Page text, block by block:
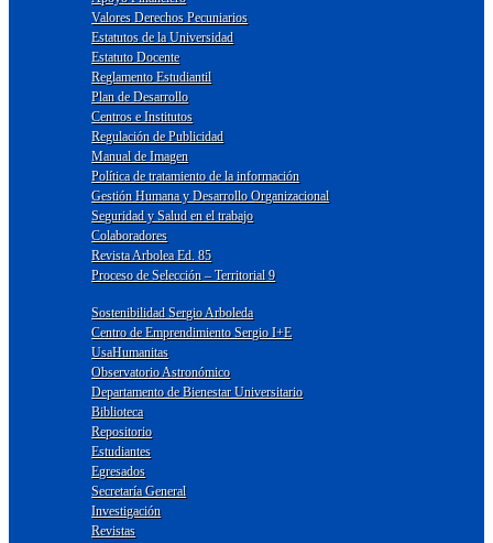
Valores Derechos Pecuniarios
Estatutos de la Universidad
Estatuto Docente
Reglamento Estudiantil
Plan de Desarrollo
Centros e Institutos
Regulación de Publicidad
Manual de Imagen
Política de tratamiento de la información
Gestión Humana y Desarrollo Organizacional
Seguridad y Salud en el trabajo
Colaboradores
Revista Arbolea Ed. 85
Proceso de Selección – Territorial 9
Sostenibilidad Sergio Arboleda
Centro de Emprendimiento Sergio I+E
UsaHumanitas
Observatorio Astronómico
Departamento de Bienestar Universitario
Biblioteca
Repositorio
Estudiantes
Egresados
Secretaría General
Investigación
Revistas